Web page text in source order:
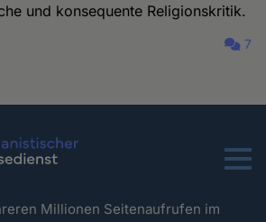
und konsequente Religionskritik.
7
Menu
Millionen Seitenaufrufen im